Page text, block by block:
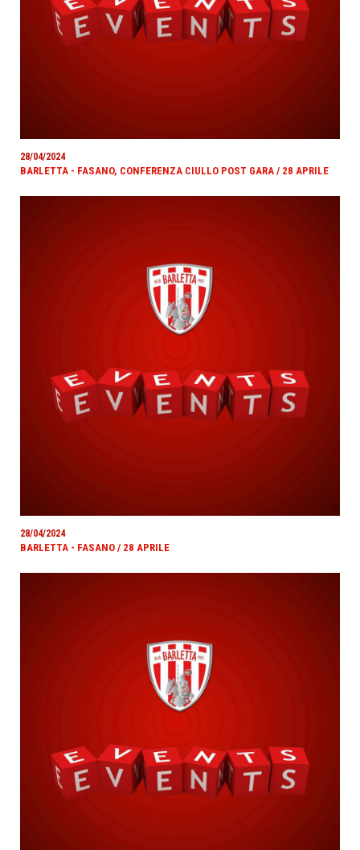
28/04/2024
BARLETTA - FASANO, CONFERENZA CIULLO POST GARA / 28 APRILE
28/04/2024
BARLETTA - FASANO / 28 APRILE